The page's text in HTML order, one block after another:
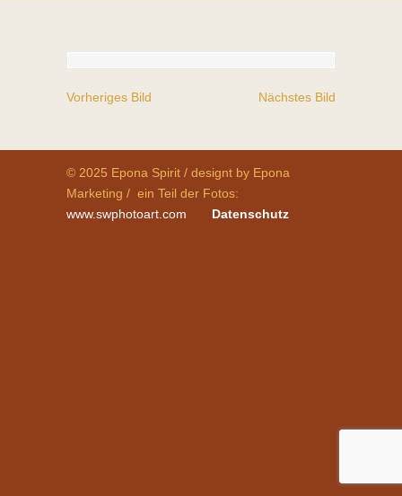
Vorheriges Bild Nächstes Bild
© 2025 Epona Spirit / designt by Epona
Marketing / ein Teil der Fotos:
www.swphotoart.com
Datenschutz